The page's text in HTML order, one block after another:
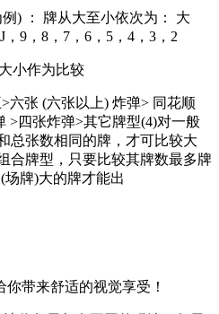
) ： 牌从大至小依次为： 大
9，8，7，6，5，4，3，2
小作为比较
张 (六张以上) 炸弹> 同花顺
>四张炸弹>其它牌型(4)对一般
总张数相同的牌，才可比较大
合牌型，只要比较其牌数最多牌
牌)大的牌才能出
带来舒适的视觉享受！